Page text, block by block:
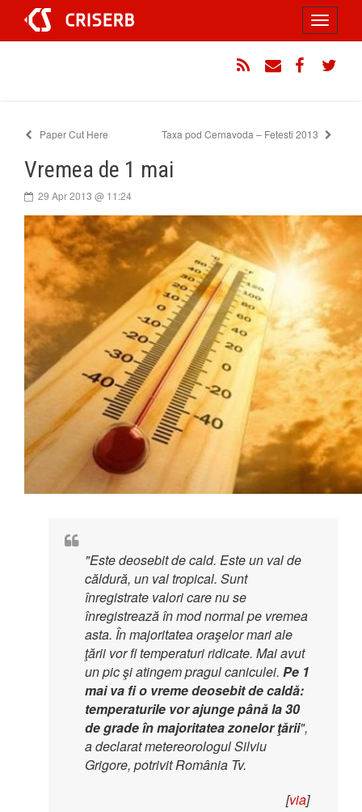
conținut
Toggle
Paper Cut Here Taxa pod Cernavoda – Fetesti 2013
Vremea de 1 mai
29 Apr 2013 @ 11:24
"Este deosebit de cald. Este un val de
căldură, un val tropical. Sunt
înregistrate valori care nu se
înregistrează în mod normal pe vremea
asta. În majoritatea oraşelor mari ale
ţării vor fi temperaturi ridicate. Mai avut
un pic şi atingem pragul caniculei. Pe 1
mai va fi o vreme deosebit de caldă:
temperaturile vor ajunge până la 30
de grade în majoritatea zonelor ţării",
a declarat metereorologul Silviu
Grigore, potrivit România Tv.
[via]